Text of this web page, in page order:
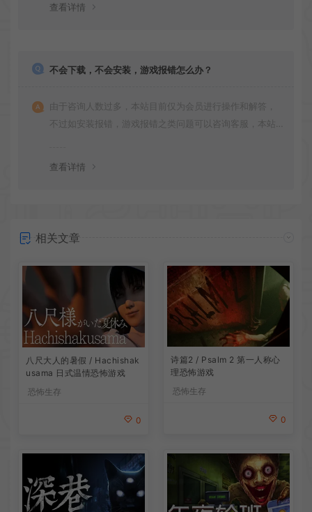
查看详情
不会下载，不会安装，游戏报错怎么办？
由于咨询人数过多，本站目前仅为会员进行操作和解答，
不过如安装报错，游戏报错之类问题可以咨询客服，本站
查看详情
相关文章
八尺大人的暑假 / Hachishak
usama 日式温情恐怖游戏
恐怖生存
0
诗篇2 / Psalm 2 第一人称心
理恐怖游戏
恐怖生存
0